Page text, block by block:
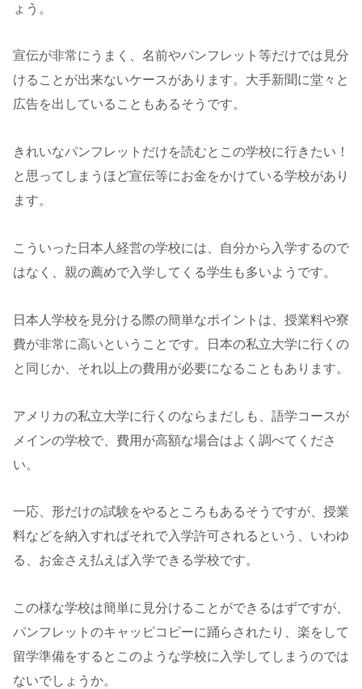
ょう。
宣伝が非常にうまく、名前やパンフレット等だけでは見分
けることが出来ないケースがあります。大手新聞に堂々と
広告を出していることもあるそうです。
きれいなパンフレットだけを読むとこの学校に行きたい！
と思ってしまうほど宣伝等にお金をかけている学校があり
ます。
こういった日本人経営の学校には、自分から入学するので
はなく、親の薦めで入学してくる学生も多いようです。
日本人学校を見分ける際の簡単なポイントは、授業料や寮
費が非常に高いということです。日本の私立大学に行くの
と同じか、それ以上の費用が必要になることもあります。
アメリカの私立大学に行くのならまだしも、語学コースが
メインの学校で、費用が高額な場合はよく調べてくださ
い。
一応、形だけの試験をやるところもあるそうですが、授業
料などを納入すればそれで入学許可されるという、いわゆ
る、お金さえ払えば入学できる学校です。
この様な学校は簡単に見分けることができるはずですが、
パンフレットのキャッピコピーに踊らされたり、楽をして
留学準備をするとこのような学校に入学してしまうのでは
ないでしょうか。